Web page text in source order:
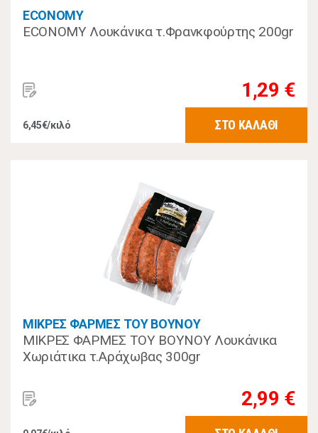
ECONOMY
ECONOMY Λουκάνικα τ.Φρανκφούρτης 200gr
1,29 €
6,45€/κιλό ΣΤΟ ΚΑΛΑΘΙ
ΜΙΚΡΕΣ ΦΑΡΜΕΣ ΤΟΥ ΒΟΥΝΟΥ
ΜΙΚΡΕΣ ΦΑΡΜΕΣ ΤΟΥ ΒΟΥΝΟΥ Λουκάνικα
Χωριάτικα τ.Αράχωβας 300gr
2,99 €